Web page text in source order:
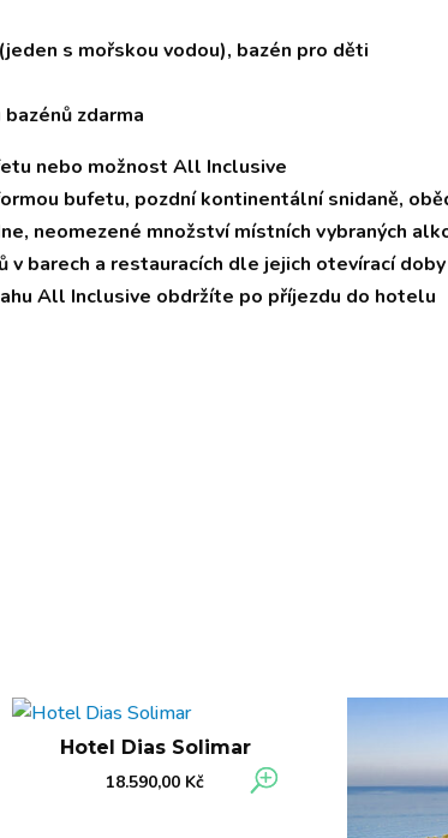
s mořskou vodou), bazén pro děti
zdarma
nebo možnost All Inclusive
bufetu, pozdní kontinentální snidaně,
neomezené množství místních vybraných
v barech a restauracích dle jejich otevírací
All Inclusive obdržíte po příjezdu do hotelu
Hotel Dias Solimar
18.590,00 Kč